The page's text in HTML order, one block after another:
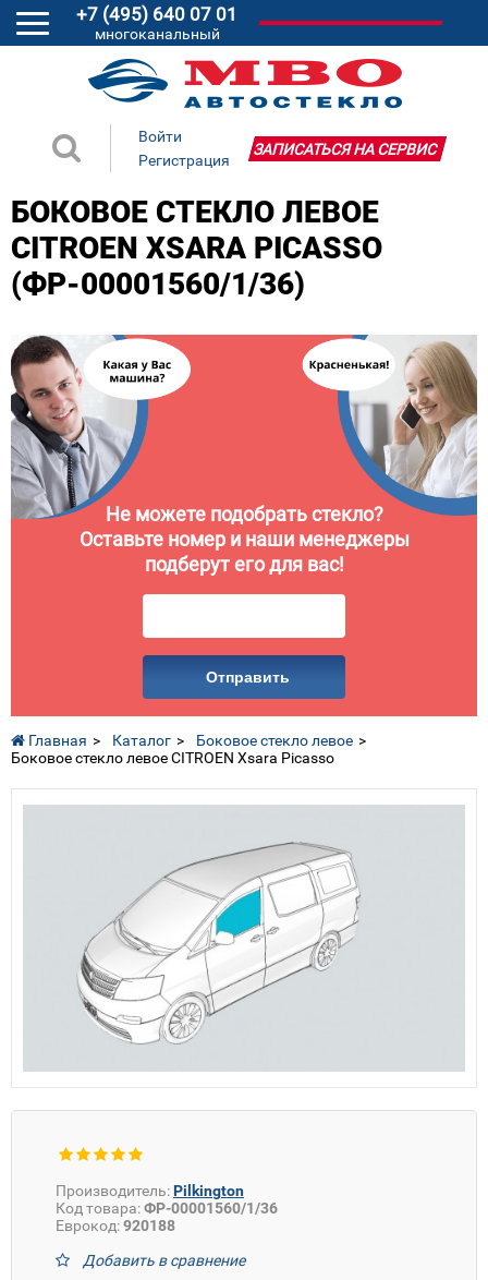
+7 (495) 640 07 01
многоканальный
Войти
Регистрация
ЗАПИСАТЬСЯ НА СЕРВИС
БОКОВОЕ СТЕКЛО ЛЕВОЕ
CITROEN XSARA PICASSO
(ФР-00001560/1/36)
Не можете подобрать стекло?
Оставьте номер и наши менеджеры
подберут его для вас!
Отправить
Главная Каталог
Боковое стекло левое
Боковое стекло левое CITROEN Xsara Picasso
Производитель:Pilkington
Код товара:ФР-00001560/1/36
Еврокод:920188
Добавить в сравнение